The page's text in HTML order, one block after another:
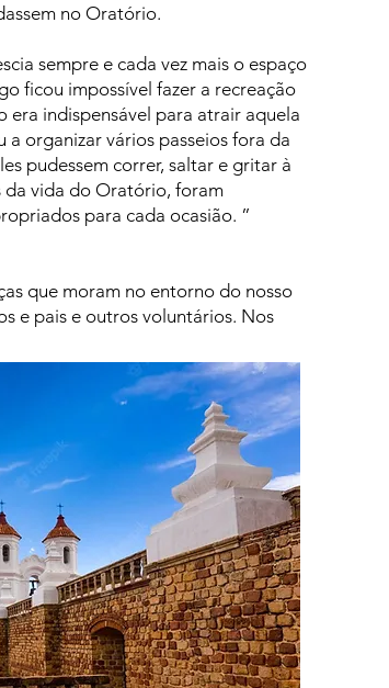
no Oratório.
sempre e cada vez mais o espaço
ficou impossível fazer a recreação
era indispensável para atrair aquela
a organizar vários passeios fora da
pudessem correr, saltar e gritar à
da vida do Oratório, foram
para cada ocasião. ”
que moram no entorno do nosso
e pais e outros voluntários. Nos